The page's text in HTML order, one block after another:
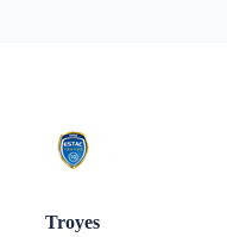
Troyes